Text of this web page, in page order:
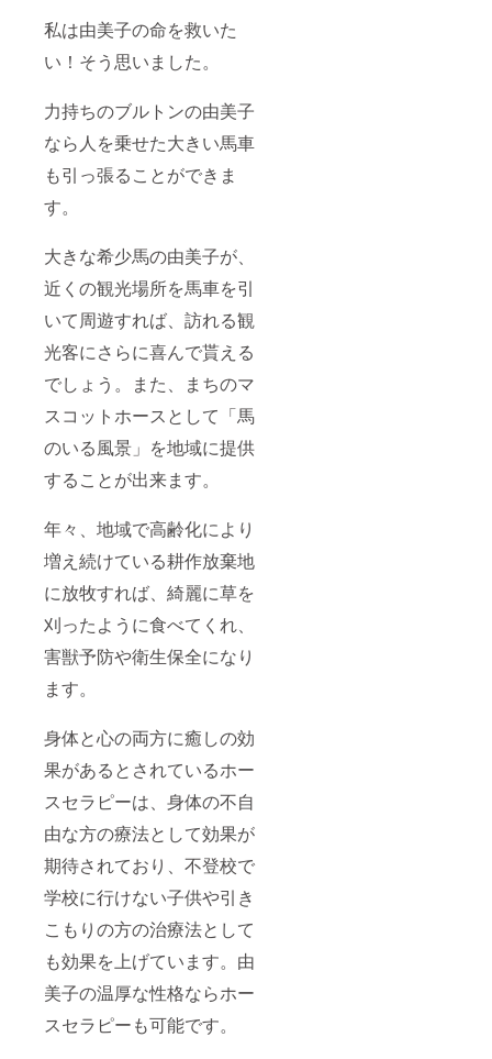
私は由美子の命を救いた
い！そう思いました。
力持ちのブルトンの由美子
なら人を乗せた大きい馬車
も引っ張ることができま
す。
大きな希少馬の由美子が、
近くの観光場所を馬車を引
いて周遊すれば、訪れる観
光客にさらに喜んで貰える
でしょう。また、まちのマ
スコットホースとして「馬
のいる風景」を地域に提供
することが出来ます。
年々、地域で高齢化により
増え続けている耕作放棄地
に放牧すれば、綺麗に草を
刈ったように食べてくれ、
害獣予防や衛生保全になり
ます。
身体と心の両方に癒しの効
果があるとされているホー
スセラピーは、身体の不自
由な方の療法として効果が
期待されており、不登校で
学校に行けない子供や引き
こもりの方の治療法として
も効果を上げています。由
美子の温厚な性格ならホー
スセラピーも可能です。